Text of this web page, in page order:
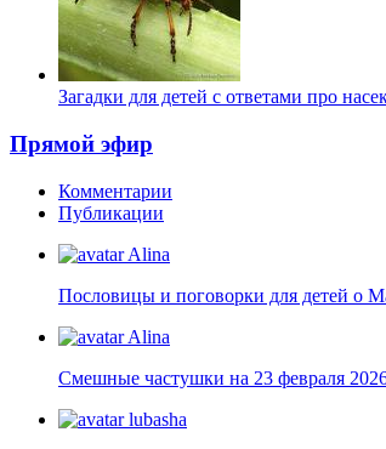
Загадки для детей с ответами про
Прямой эфир
Комментарии
Публикации
Alina
Пословицы и поговорки для детей о
Alina
Смешные частушки на 23 февраля
lubasha